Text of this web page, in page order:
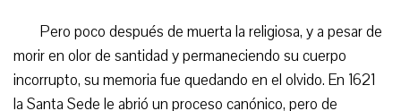
Pero poco después de muerta la religiosa, y a pesar de
morir en olor de santidad y permaneciendo su cuerpo
incorrupto, su memoria fue quedando en el olvido. En 1621
la Santa Sede le abrió un proceso canónico, pero de